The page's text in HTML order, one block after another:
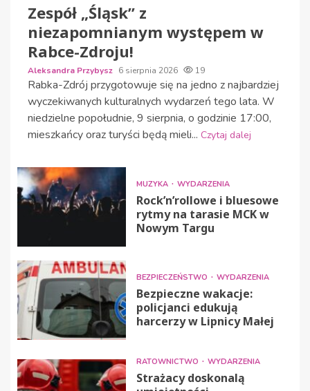
Zespół „Śląsk” z
niezapomnianym występem w
Rabce-Zdroju!
Aleksandra Przybysz 6 sierpnia 2026 19
Rabka-Zdrój przygotowuje się na jedno z najbardziej
wyczekiwanych kulturalnych wydarzeń tego lata. W
niedzielne popołudnie, 9 sierpnia, o godzinie 17:00,
mieszkańcy oraz turyści będą mieli... Czytaj dalej
MUZYKA WYDARZENIA
Rock’n’rollowe i bluesowe
rytmy na tarasie MCK w
Nowym Targu
BEZPIECZEŃSTWO WYDARZENIA
Bezpieczne wakacje:
policjanci edukują
harcerzy w Lipnicy Małej
RATOWNICTWO WYDARZENIA
Strażacy doskonalą